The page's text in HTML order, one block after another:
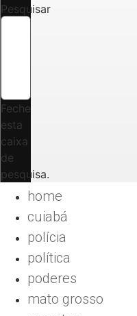
Pesquisar
Feche
esta
caixa
de
pesquisa.
home
cuiabá
polícia
política
poderes
mato grosso